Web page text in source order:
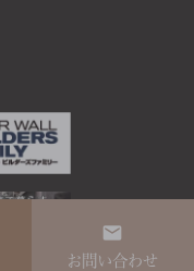
お問い合わせ